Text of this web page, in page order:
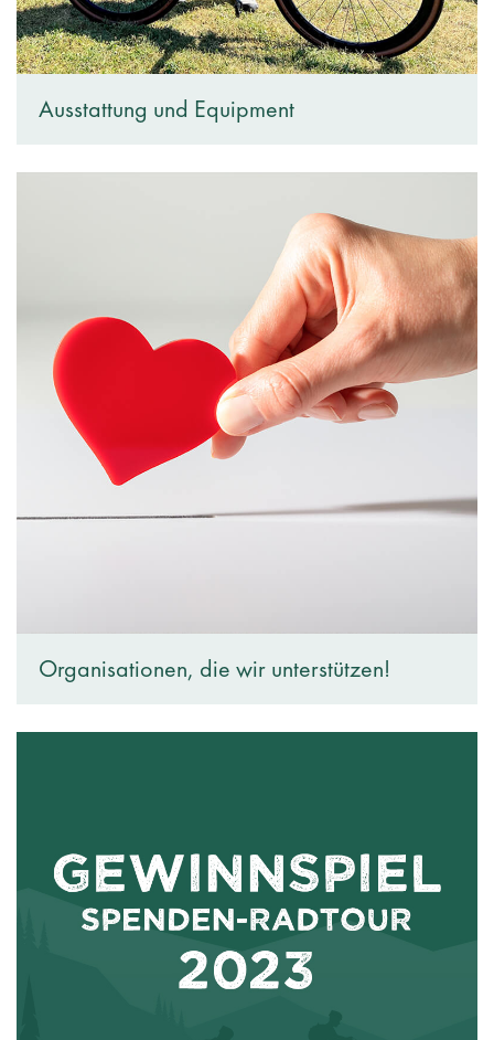
Ausstattung und Equipment
Organisationen, die wir unterstützen!